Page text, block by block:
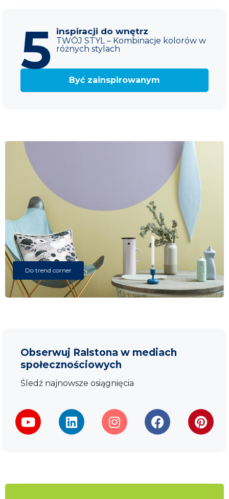
5 inspiracji do wnętrz
TWÓJ STYL – Kombinacje kolorów w
różnych stylach
Być zainspirowanym
Do trend corner
Obserwuj Ralstona w mediach
społecznościowych
Śledź najnowsze osiągnięcia